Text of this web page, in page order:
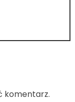
komentarz.